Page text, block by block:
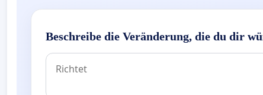
Beschreibe die Veränderung, die du dir